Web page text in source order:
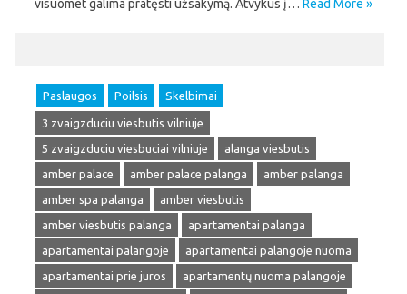
visuomet galima pratęsti užsakymą. Atvykus į… Read More »
Paslaugos Poilsis Skelbimai
3 zvaigzduciu viesbutis vilniuje
5 zvaigzduciu viesbuciai vilniuje
alanga viesbutis
amber palace
amber palace palanga
amber palanga
amber spa palanga
amber viesbutis
amber viesbutis palanga
apartamentai palanga
apartamentai palangoje
apartamentai palangoje nuoma
apartamentai prie juros
apartamentų nuoma palangoje